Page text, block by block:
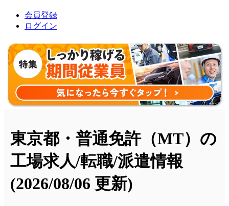
会員登録
ログイン
東京都・普通免許（MT）の
工場求人/転職/派遣情報
(2026/08/06 更新)